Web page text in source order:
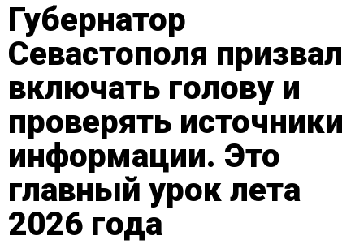
Губернатор
Севастополя призвал
включать голову и
проверять источники
информации. Это
главный урок лета
2026 года